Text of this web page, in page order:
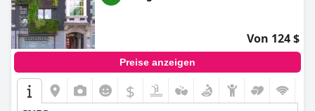
Von 124 $
Preise anzeigen
$